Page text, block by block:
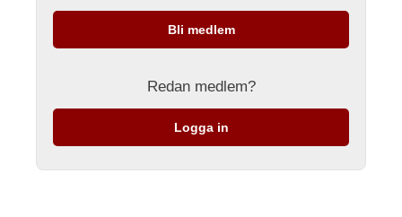
Bli medlem
Redan medlem?
Logga in